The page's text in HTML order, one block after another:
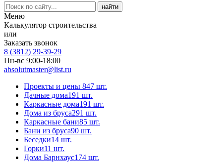
Меню
Калькулятор строительства
или
Заказать звонок
8 (3812) 29-39-29
Пн-вс 9:00-18:00
absolutmaster@list.ru
Проекты и цены 847 шт.
Дачные дома191 шт.
Каркасные дома191 шт.
Дома из бруса291 шт.
Каркасные бани85 шт.
Бани из бруса90 шт.
Беседки14 шт.
Горки11 шт.
Дома Барнхаус174 шт.